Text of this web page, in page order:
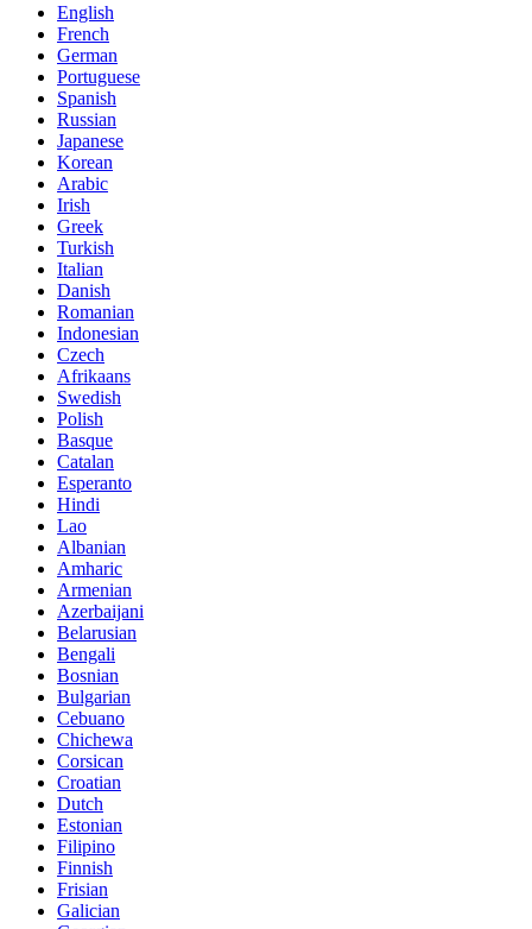
English
French
German
Portuguese
Spanish
Russian
Japanese
Korean
Arabic
Irish
Greek
Turkish
Italian
Danish
Romanian
Indonesian
Czech
Afrikaans
Swedish
Polish
Basque
Catalan
Esperanto
Hindi
Lao
Albanian
Amharic
Armenian
Azerbaijani
Belarusian
Bengali
Bosnian
Bulgarian
Cebuano
Chichewa
Corsican
Croatian
Dutch
Estonian
Filipino
Finnish
Frisian
Galician